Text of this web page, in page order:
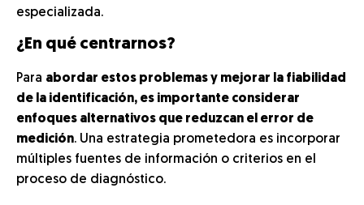
especializada.
¿En qué centrarnos?
Para abordar estos problemas y mejorar la fiabilidad
de la identificación, es importante considerar
enfoques alternativos que reduzcan el error de
medición. Una estrategia prometedora es incorporar
múltiples fuentes de información o criterios en el
proceso de diagnóstico.